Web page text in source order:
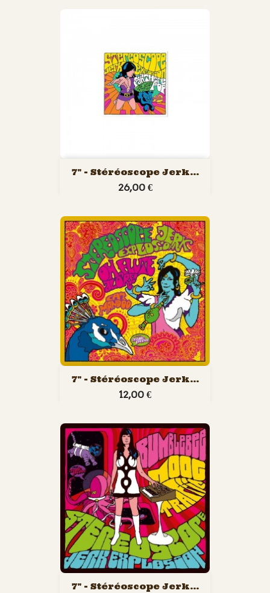
7" - Stéréoscope Jerk...
26,00 €
7" - Stéréoscope Jerk...
12,00 €
7" - Stéréoscope Jerk...